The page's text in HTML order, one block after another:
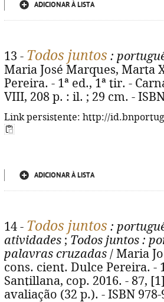
ADICIONAR À LISTA
13 - Todos juntos :
Maria José Marques, Marta
Pereira. - 1ª ed., 1ª tir. -
VIII, 208 p. : il. ; 29 cm. -
Link persistente: http://
ADICIONAR À LISTA
14 - Todos juntos :
atividades ; Todos juntos :
palavras cruzadas / Maria
cons. cient. Dulce Pereira. -
Santillana, cop. 2016. - 87,
avaliação (32 p.). - ISBN 978-